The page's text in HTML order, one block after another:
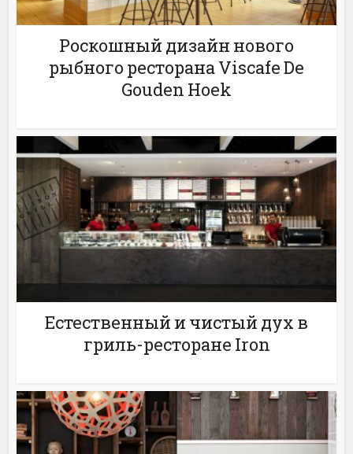
Роскошный дизайн нового
рыбного ресторана Viscafe De
Gouden Hoek
Естественный и чистый дух в
гриль-ресторане Іron